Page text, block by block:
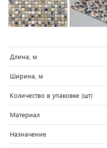
Длина, м
Ширина, м
Количество в упаковке (шт)
Материал
Назначение